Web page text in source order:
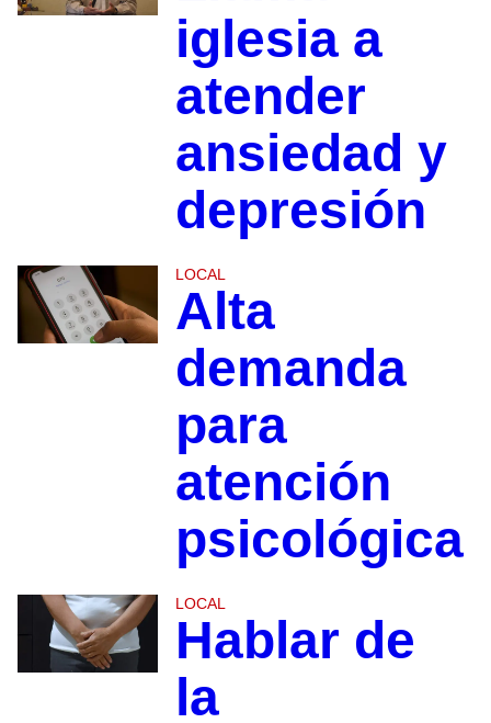
iglesia a
atender
ansiedad y
depresión
LOCAL
Alta
demanda
para
atención
psicológica
LOCAL
Hablar de
la